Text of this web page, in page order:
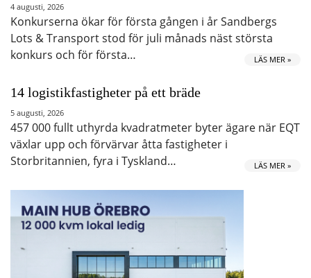
4 augusti, 2026
Konkurserna ökar för första gången i år Sandbergs
Lots & Transport stod för juli månads näst största
konkurs och för första…
LÄS MER »
14 logistikfastigheter på ett bräde
5 augusti, 2026
457 000 fullt uthyrda kvadratmeter byter ägare när EQT
växlar upp och förvärvar åtta fastigheter i
Storbritannien, fyra i Tyskland…
LÄS MER »